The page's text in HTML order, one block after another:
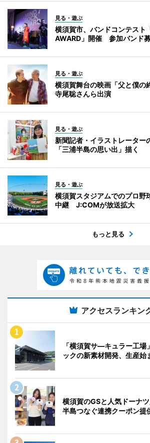
見る・遊ぶ
横須賀市、バンドコンテスト
AWARD」開催 参加バンド
見る・遊ぶ
横須賀舞台の映画「父と僕
寺尾聡さんら出演
見る・遊ぶ
新聞記者・イラストレータ
「三浦半島の思い出」描く
見る・遊ぶ
横須賀スタジアムでのプロ野
中継 J:COMが放送拡大
もっと見る
アクセスランキン
「横須賀サ―キュラー工場
ックの新素材開発、生産始
横須賀のGSと人気ドーナ
半島つなぐ連携クーポン提